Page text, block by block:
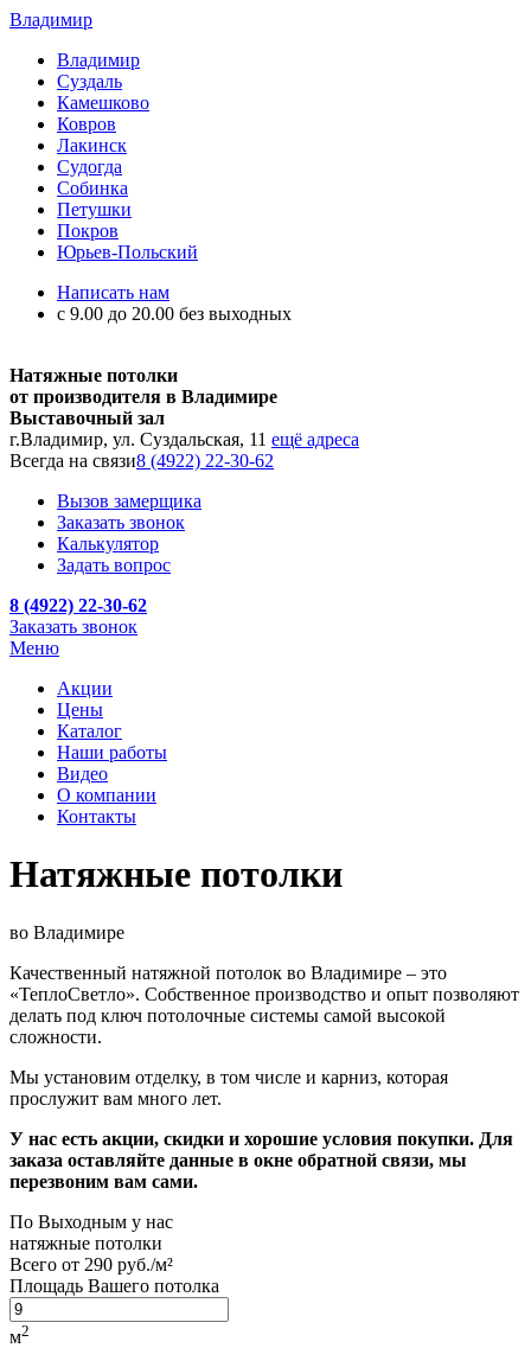
Владимир
Владимир
Суздаль
Камешково
Ковров
Лакинск
Судогда
Собинка
Петушки
Покров
Юрьев-Польский
Написать нам
с 9.00 до 20.00 без выходных
Натяжные потолки
от производителя в Владимире
Выставочный зал
г.Владимир, ул. Суздальская, 11 ещё адреса
Всегда на связи8 (4922) 22-30-62
Вызов замерщика
Заказать звонок
Калькулятор
Задать вопрос
8 (4922) 22-30-62
Заказать звонок
Меню
Акции
Цены
Каталог
Наши работы
Видео
О компании
Контакты
Натяжные потолки
во Владимире
Качественный натяжной потолок во Владимире – это
«ТеплоСветло». Собственное производство и опыт позволяют
делать под ключ потолочные системы самой высокой
сложности.
Мы установим отделку, в том числе и карниз, которая
прослужит вам много лет.
У нас есть акции, скидки и хорошие условия покупки. Для
заказа оставляйте данные в окне обратной связи, мы
перезвоним вам сами.
По Выходным у нас
натяжные потолки
Всего от 290 руб./м²
Площадь Вашего потолка
м2